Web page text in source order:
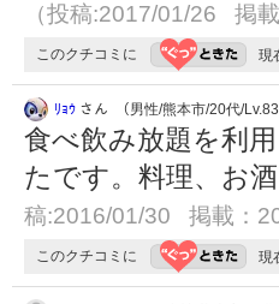
（投稿:2017/01/26 掲
このクチコミに 現
ﾘｮｳ さん （男性/熊本市/20代/Lv.83
食べ飲み放題を利
たです。料理、お
稿:2016/01/30 掲載：
このクチコミに 現